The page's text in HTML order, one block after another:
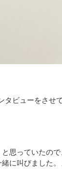
タビューをさせ
思っていたので
に叫びました